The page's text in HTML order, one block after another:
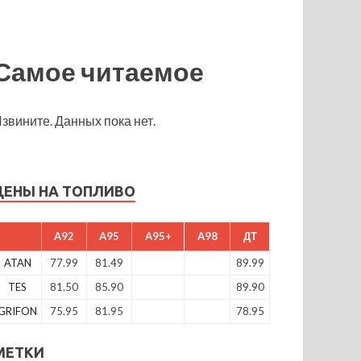
читаемое
Данных пока нет.
НА ТОПЛИВО
A92 A95 A95+ A98 ДТ
ATAN 77.99 81.49
89.99
TES
81.50 85.90
89.90
75.95 81.95 78.95